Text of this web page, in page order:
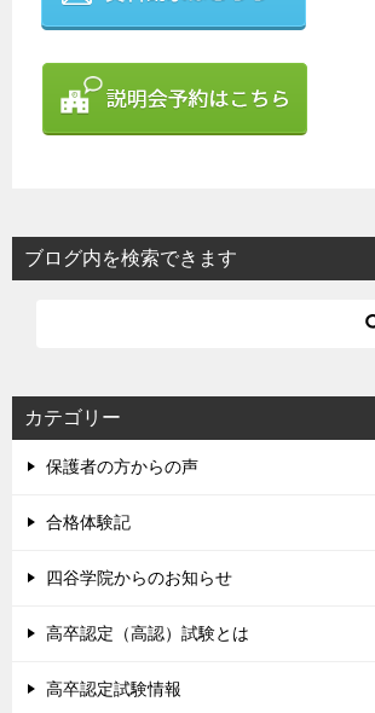
ブログ内を検索できます
カテゴリー
保護者の方からの声
合格体験記
四谷学院からのお知らせ
高卒認定（高認）試験とは
高卒認定試験情報